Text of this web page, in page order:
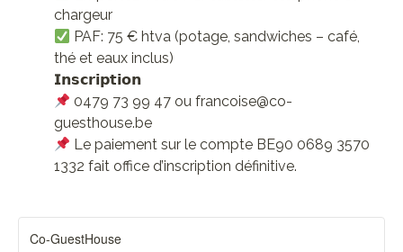
chargeur
PAF: 75 € htva (potage, sandwiches – café,
thé et eaux inclus)
𝗜𝗻𝘀𝗰𝗿𝗶𝗽𝘁𝗶𝗼𝗻
0479 73 99 47 ou francoise@co-
guesthouse.be
Le paiement sur le compte BE90 0689 3570
1332 fait office d’inscription définitive.
Co-GuestHouse